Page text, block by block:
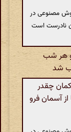
مصنوعی در
نادرست است
هر شب
شد
چقدر
آسمان فرو